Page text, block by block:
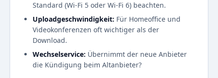
Standard (Wi-Fi 5 oder Wi-Fi 6) beachten.
Uploadgeschwindigkeit: Für Homeoffice und
Videokonferenzen oft wichtiger als der
Download.
Wechselservice: Übernimmt der neue Anbieter
die Kündigung beim Altanbieter?